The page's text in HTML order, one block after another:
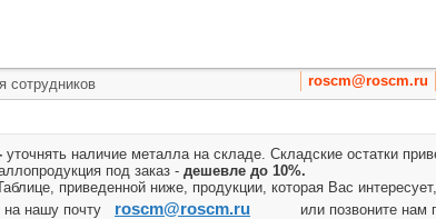
сотрудников roscm@roscm.ru
уточнять наличие металла на складе. Складские остатки
под заказ - дешевле до 10%.
приведенной ниже, продукции, которая Вас интересует,
на нашу почту
roscm@roscm.ru или позвоните